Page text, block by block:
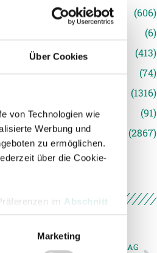
Über Cookies
von Technologien wie
Werbung und
zu ermöglichen.
über die Cookie-
im Abschnitt
anbieten zu können
Marketing
(606)
(6)
Ried
(413)
(74)
(1316)
(91)
(2867)
NÄCHSTER NEWSEINTRAG